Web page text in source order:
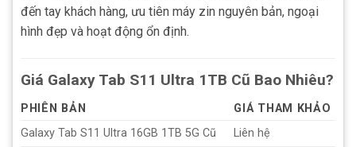
đến tay khách hàng, ưu tiên máy zin nguyên bản, ngoại
hình đẹp và hoạt động ổn định.
Giá Galaxy Tab S11 Ultra 1TB Cũ Bao Nhiêu?
PHIÊN BẢN
GIÁ THAM KHẢO
Galaxy Tab S11 Ultra 16GB 1TB 5G Cũ
Liên hệ